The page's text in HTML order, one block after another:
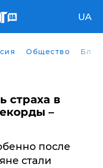
UA
Общество
страха в
–
после
стали